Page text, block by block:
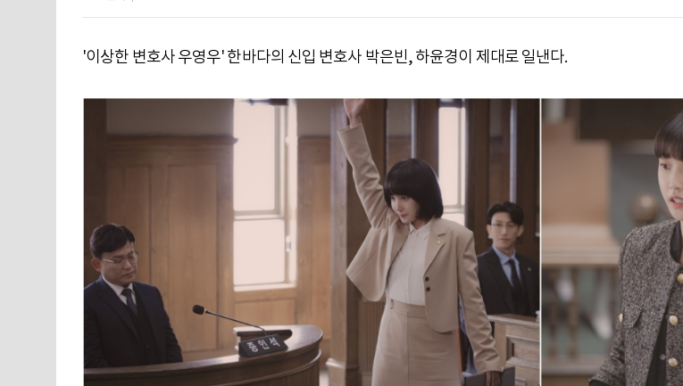
'이상한 변호사 우영우' 한바다의 신입 변호사 박은빈, 하윤경이 제대로 일낸다.